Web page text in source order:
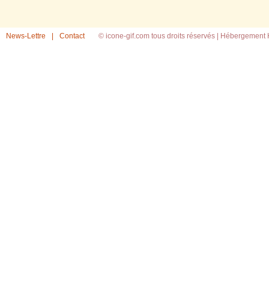
News-Lettre Contact © icone-gif.com tous droits réservés | Hébergement